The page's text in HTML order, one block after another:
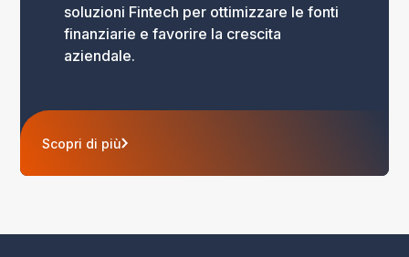
soluzioni Fintech per ottimizzare le fonti
finanziarie e favorire la crescita
aziendale.
Scopri di più